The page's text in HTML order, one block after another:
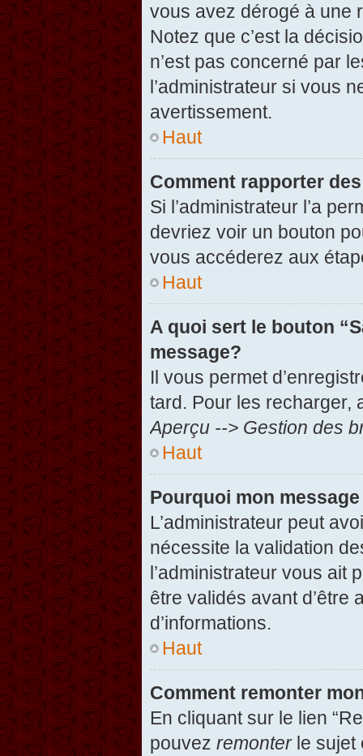
vous avez dérogé à une
Notez que c’est la
n’est pas concerné par
l’administrateur si vous
avertissement.
Haut
Comment rapporter
Si l’administrateur l’a
devriez voir un bouton
vous accéderez aux
Haut
A quoi sert le bouton
message?
Il vous permet
tard. Pour les recharger,
Aperçu --> Gestion des
Haut
Pourquoi mon
L’administrateur peut
nécessite la validation
l’administrateur vous ait
être validés avant d’être
d’informations.
Haut
Comment remonter
En cliquant sur le lien
pouvez remonterle sujet